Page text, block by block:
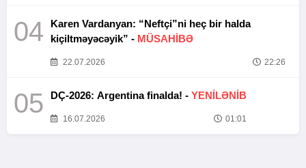
04
Karen Vardanyan: “Neftçi”ni heç bir halda
kiçiltməyəcəyik” - MÜSAHİBƏ
22.07.2026 22:26
05 DÇ-2026: Argentina finalda! - YENİLƏNİB
16.07.2026 01:01